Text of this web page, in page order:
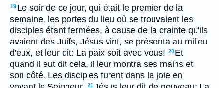
19 Le soir de ce jour, qui était le premier de la
semaine, les portes du lieu où se trouvaient les
disciples étant fermées, à cause de la crainte qu'ils
avaient des Juifs, Jésus vint, se présenta au milieu
d'eux, et leur dit: La paix soit avec vous! 20 Et
quand il eut dit cela, il leur montra ses mains et
son côté. Les disciples furent dans la joie en
21